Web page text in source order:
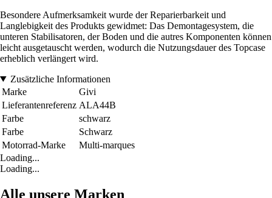
Besondere Aufmerksamkeit wurde der Reparierbarkeit und
Langlebigkeit des Produkts gewidmet: Das Demontagesystem, die
unteren Stabilisatoren, der Boden und die autres Komponenten können
leicht ausgetauscht werden, wodurch die Nutzungsdauer des Topcase
erheblich verlängert wird.
Zusätzliche Informationen
Marke
Givi
Lieferantenreferenz ALA44B
Farbe
schwarz
Farbe
Schwarz
Motorrad-Marke
Multi-marques
Loading...
Loading...
Alle unsere Marken